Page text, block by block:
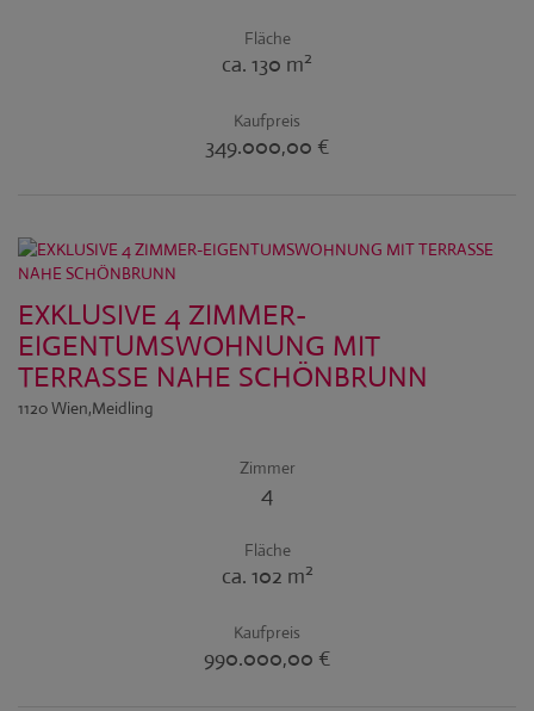
Fläche
ca. 130 m2
Kaufpreis
349.000,00 €
EXKLUSIVE 4 ZIMMER-
EIGENTUMSWOHNUNG MIT
TERRASSE NAHE SCHÖNBRUNN
1120 Wien,Meidling
Zimmer
4
Fläche
ca. 102 m2
Kaufpreis
990.000,00 €